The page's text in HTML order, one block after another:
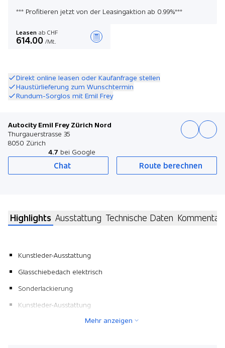
*** Profitieren jetzt von der Leasingaktion ab 0.99%***
Leasen ab CHF
614.00 /Mt.
Direkt online leasen oder Kaufanfrage stellen
Haustürlieferung zum Wunschtermin
Rundum-Sorglos mit Emil Frey
Autocity Emil Frey Zürich Nord
Thurgauerstrasse 35
8050 Zürich
4.7 bei Google
Chat Route berechnen
Highlights Ausstattung Technische Daten Kommentar
Kunstleder-Ausstattung
Glasschiebedach elektrisch
Sonderlackierung
Kunstleder-Ausstattung
Mehr anzeigen